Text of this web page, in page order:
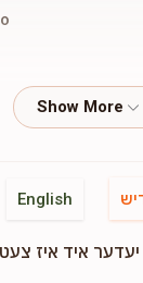
Devoiry Rapaport
Devoiry Rapaport
English
איד איז